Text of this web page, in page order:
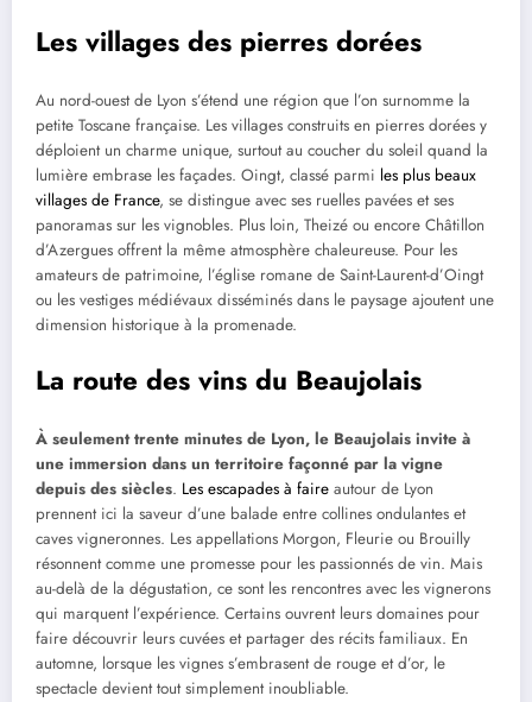
Les villages des pierres dorées
Au nord-ouest de Lyon s’étend une région que l’on surnomme la
petite Toscane française. Les villages construits en pierres dorées y
déploient un charme unique, surtout au coucher du soleil quand la
lumière embrase les façades. Oingt, classé parmi les plus beaux
villages de France, se distingue avec ses ruelles pavées et ses
panoramas sur les vignobles. Plus loin, Theizé ou encore Châtillon
d’Azergues offrent la même atmosphère chaleureuse. Pour les
amateurs de patrimoine, l’église romane de Saint-Laurent-d’Oingt
ou les vestiges médiévaux disséminés dans le paysage ajoutent une
dimension historique à la promenade.
La route des vins du Beaujolais
À seulement trente minutes de Lyon, le Beaujolais invite à
une immersion dans un territoire façonné par la vigne
depuis des siècles. Les escapades à faire autour de Lyon
prennent ici la saveur d’une balade entre collines ondulantes et
caves vigneronnes. Les appellations Morgon, Fleurie ou Brouilly
résonnent comme une promesse pour les passionnés de vin. Mais
au-delà de la dégustation, ce sont les rencontres avec les vignerons
qui marquent l’expérience. Certains ouvrent leurs domaines pour
faire découvrir leurs cuvées et partager des récits familiaux. En
automne, lorsque les vignes s’embrasent de rouge et d’or, le
spectacle devient tout simplement inoubliable.